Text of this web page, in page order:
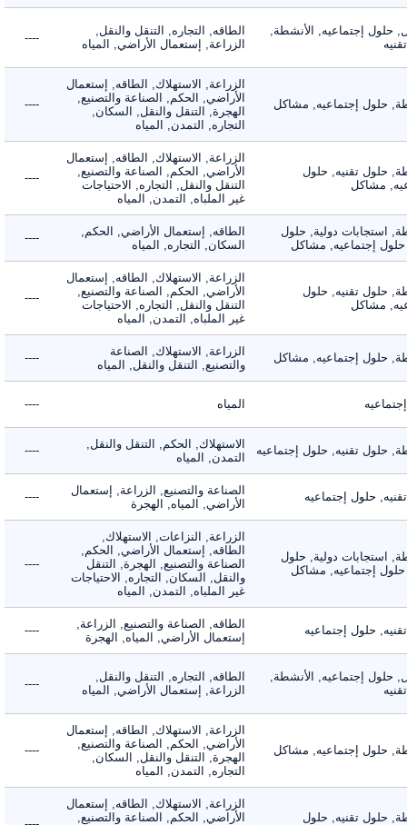
إجتماعيه, الأنشطة,
الطاقه, التجاره, التنقل والنقل,
الزراعة, إستعمال الأراضي, المياه
----
حلول إجتماعيه, مشاكل
الزراعة, الاستهلاك, الطاقه, إستعمال
الأراضي, الحكم, الصناعة والتصنيع,
الهجرة, التنقل والنقل, السكان,
التجاره, التمدن, المياه
----
حلول تقنيه, حلول
مشاكل
الزراعة, الاستهلاك, الطاقه, إستعمال
الأراضي, الحكم, الصناعة والتصنيع,
التنقل والنقل, التجاره, الاحتياجات
غير الملباه, التمدن, المياه
----
استجابات دولية, حلول
إجتماعيه, مشاكل
الطاقه, إستعمال الأراضي, الحكم,
السكان, التجاره, المياه
----
حلول تقنيه, حلول
مشاكل
الزراعة, الاستهلاك, الطاقه, إستعمال
الأراضي, الحكم, الصناعة والتصنيع,
التنقل والنقل, التجاره, الاحتياجات
غير الملباه, التمدن, المياه
----
حلول إجتماعيه, مشاكل
الزراعة, الاستهلاك, الصناعة
والتصنيع, التنقل والنقل, المياه
----
المياه ----
حلول تقنيه, حلول إجتماعيه
الاستهلاك, الحكم, التنقل والنقل,
التمدن, المياه
----
حلول إجتماعيه
الصناعة والتصنيع, الزراعة, إستعمال
الأراضي, المياه, الهجرة
----
استجابات دولية, حلول
إجتماعيه, مشاكل
الزراعة, النزاعات, الاستهلاك,
الطاقه, إستعمال الأراضي, الحكم,
الصناعة والتصنيع, الهجرة, التنقل
والنقل, السكان, التجاره, الاحتياجات
غير الملباه, التمدن, المياه
----
حلول إجتماعيه
الطاقه, الصناعة والتصنيع, الزراعة,
إستعمال الأراضي, المياه, الهجرة
----
إجتماعيه, الأنشطة,
الطاقه, التجاره, التنقل والنقل,
الزراعة, إستعمال الأراضي, المياه
----
حلول إجتماعيه, مشاكل
الزراعة, الاستهلاك, الطاقه, إستعمال
الأراضي, الحكم, الصناعة والتصنيع,
الهجرة, التنقل والنقل, السكان,
التجاره, التمدن, المياه
----
حلول تقنيه, حلول
الزراعة, الاستهلاك, الطاقه, إستعمال
الأراضي, الحكم, الصناعة والتصنيع,